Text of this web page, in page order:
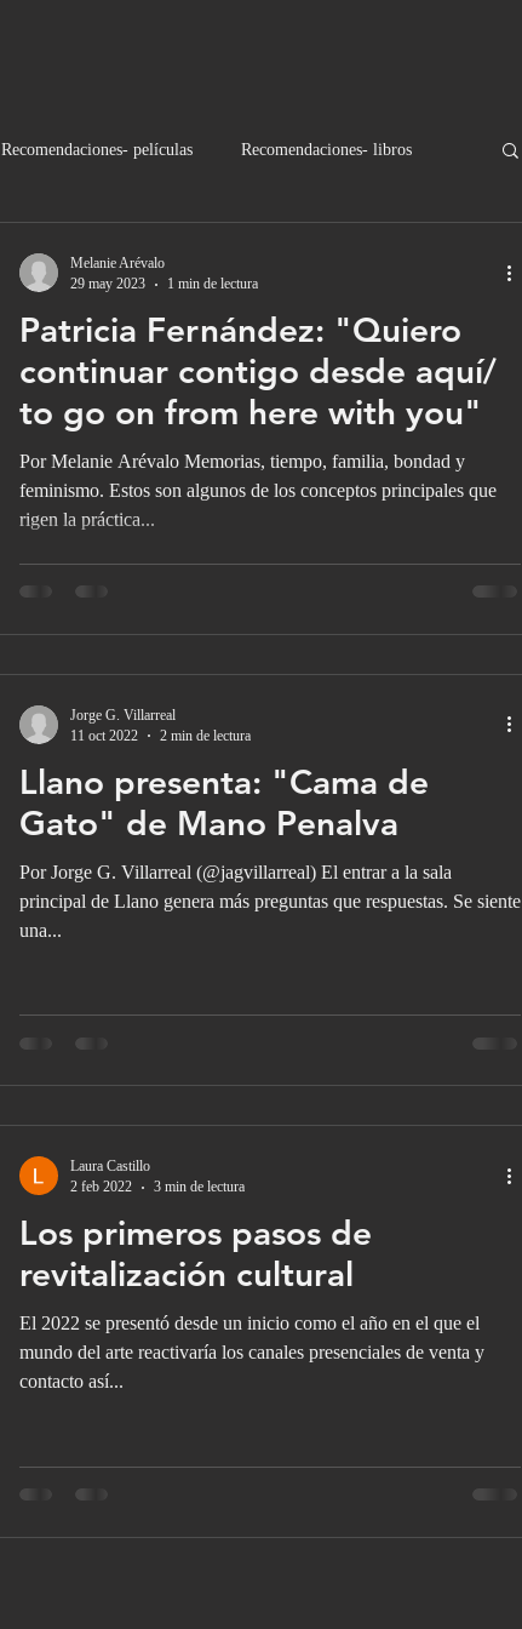
Recomendaciones- películas Recomendaciones- libros
Patricia Fernández: "Quiero
continuar contigo desde aquí/
to go on from here with you"
Por Melanie Arévalo Memorias, tiempo, familia, bondad y
feminismo. Estos son algunos de los conceptos principales que
rigen la práctica...
Melanie Arévalo
29 may 2023
1 min de lectura
Llano presenta: "Cama de
Gato" de Mano Penalva
Por Jorge G. Villarreal (@jagvillarreal) El entrar a la sala
principal de Llano genera más preguntas que respuestas. Se siente
una...
Jorge G. Villarreal
11 oct 2022
2 min de lectura
Los primeros pasos de
revitalización cultural
El 2022 se presentó desde un inicio como el año en el que el
mundo del arte reactivaría los canales presenciales de venta y
contacto así...
Laura Castillo
2 feb 2022
3 min de lectura